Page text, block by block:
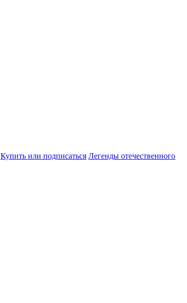
Купить или подписаться Легенды отечественного